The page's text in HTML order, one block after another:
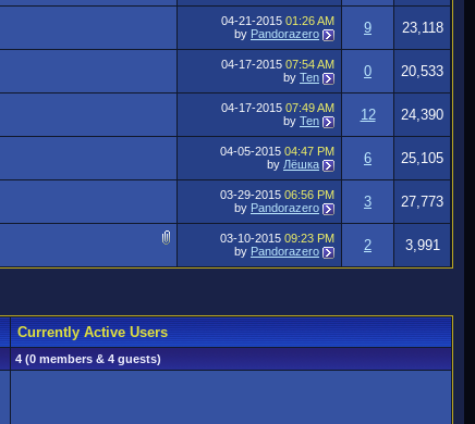
04-21-2015 01:26 AM
by Pandorazero 9 23,118
04-17-2015 07:54 AM
by Ten 0 20,533
04-17-2015 07:49 AM
by Ten 12 24,390
04-05-2015 04:47 PM
by Лёшка 6 25,105
03-29-2015 06:56 PM
by Pandorazero 3 27,773
03-10-2015 09:23 PM
by Pandorazero 2 3,991
Currently Active Users
4 (0 members & 4 guests)